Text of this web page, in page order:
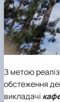
З метою
обстеження
викладачі